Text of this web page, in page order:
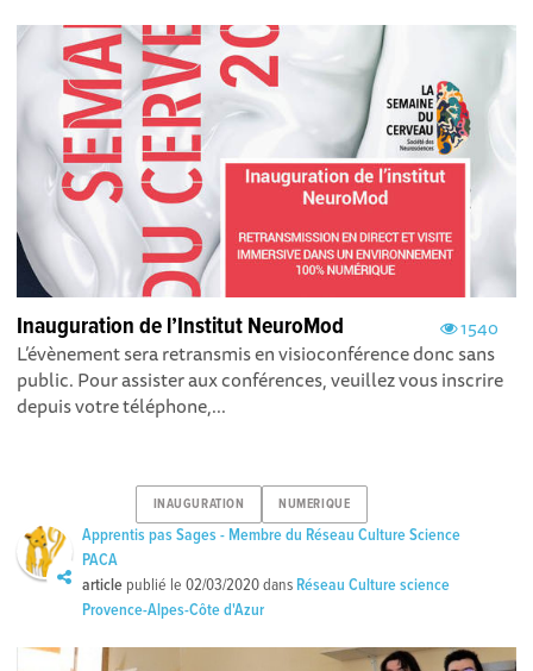
1540
Inauguration de l’Institut NeuroMod
L’évènement sera retransmis en visioconférence donc sans
public. Pour assister aux conférences, veuillez vous inscrire
depuis votre téléphone,...
INAUGURATION NUMERIQUE
Apprentis pas Sages - Membre du Réseau Culture Science
PACA
article publié le02/03/2020dans Réseau Culture science
Provence-Alpes-Côte d'Azur